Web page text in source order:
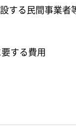
する民間事業者
する費用